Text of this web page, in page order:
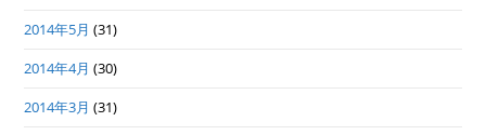
2014年5月 (31)
2014年4月 (30)
2014年3月 (31)